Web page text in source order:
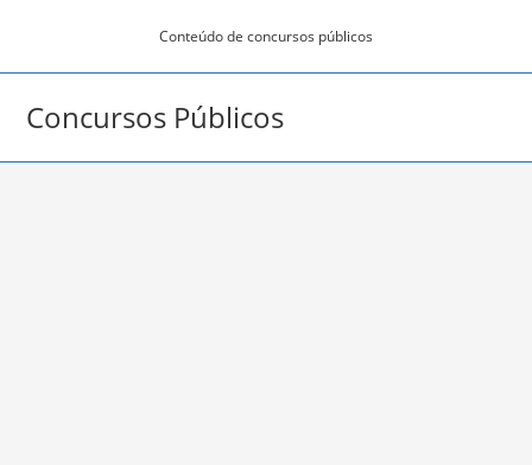
o
conteúdo
Conteúdo de concursos públicos
Concursos Públicos